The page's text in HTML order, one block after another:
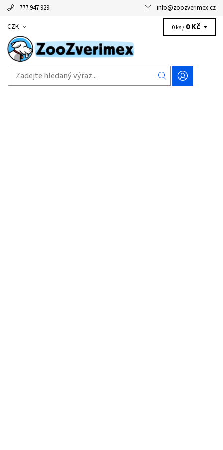
777 947 929 info@zoozverimex.cz
CZK 0 ks / 0 Kč